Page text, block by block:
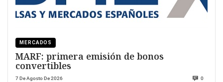
MERCADOS
MARF: primera emisión de bonos
convertibles
7 De Agosto De 2026 0